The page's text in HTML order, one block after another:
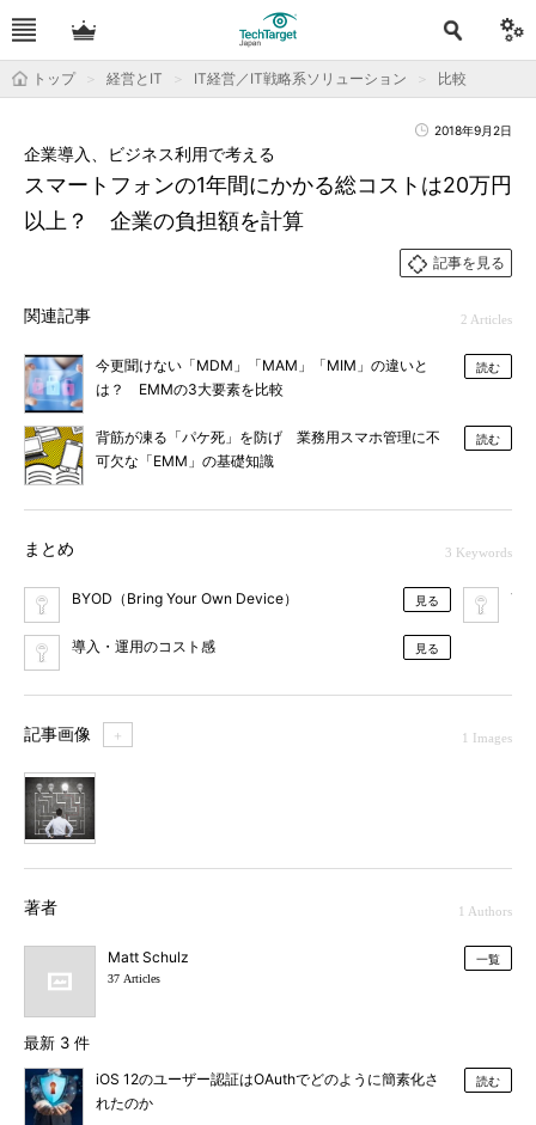
トップ 経営とIT IT経営／IT戦略系ソリューション 比較
2018年9月2日
スマートフォンの1年間にかかる総コストは20万円
以上？ 企業の負担額を計算
企業導入、ビジネス利用で考える
記事を見る
関連記事 2 Articles
今更聞けない「MDM」「MAM」「MIM」の違いと
は？ EMMの3大要素を比較
読む
背筋が凍る「パケ死」を防げ 業務用スマホ管理に不
可欠な「EMM」の基礎知識
読む
まとめ 3 Keywords
BYOD（Bring Your Own Device） 見る
導入・運用のコスト感 見る
記事画像 ＋ 1 Images
著者 1 Authors
Matt Schulz
37 Articles
一覧
最新 3 件
iOS 12のユーザー認証はOAuthでどのように簡素化さ
れたのか
読む